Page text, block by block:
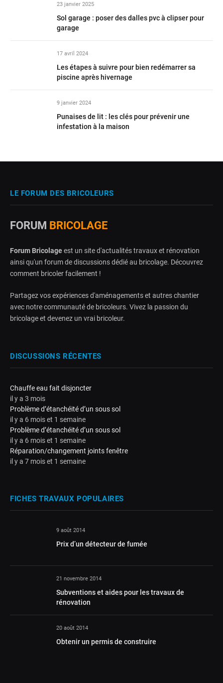
23 janvier 2025
Sol garage : poser des dalles pvc à clipser pour
garage
17 avril 2024
Les étapes à suivre pour bien redémarrer sa
piscine après hivernage
9 janvier 2024
Punaises de lit : les clés pour prévenir une
infestation à la maison
LE FORUM DES BRICOLEURS
FORUM BRICOLAGE
Forum Bricolageest un site d'actualités travaux et rénovation
ainsi qu'un forum de discussions dédié au bricolage. Découvrez
comment bricoler facilement !
Partagez vos expériences d'aménagements et autres chantier
avec notre communauté de bricoleurs. Vivez la passion du
bricolage et devenez un vrai bricoleur.
DISCUSSIONS RÉCENTES
Chauffe eau fait disjoncter
il y a 3 mois
Problème d’étanchéité d’un sous sol
il y a 6 mois et 1 semaine
Problème d’étanchéité d’un sous sol
il y a 6 mois et 1 semaine
Réparation/changement joints fenêtre
il y a 7 mois et 1 semaine
FICHES TRAVAUX POPULAIRES
9 août 2014
Prix d’un détecteur de fumée
21 novembre 2014
Subventions et aides pour les travaux de
rénovation
20 août 2014
Obtenir un permis de construire